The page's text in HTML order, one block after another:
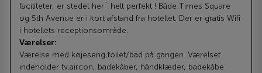
faciliteter, er stedet her´ helt perfekt ! Både Times Square
og 5th Avenue er i kort afstand fra hotellet. Der er gratis Wifi
i hotellets receptionsområde.
Værelser:
Værelse med køjeseng,toilet/bad på gangen. Værelset
indeholder tv,aircon, badekåber, håndklæder, badekåbe